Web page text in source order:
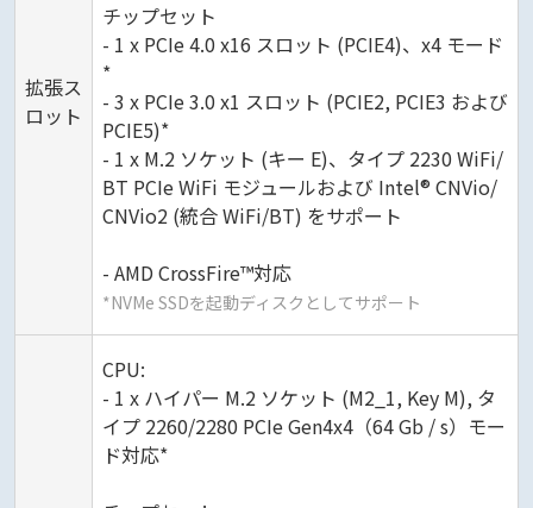
拡張ス
ロット
チップセット
- 1 x PCIe 4.0 x16 スロット (PCIE4)、x4 モード
*
- 3 x PCIe 3.0 x1 スロット (PCIE2, PCIE3 および
PCIE5)*
- 1 x M.2 ソケット (キー E)、タイプ 2230 WiFi/
BT PCIe WiFi モジュールおよび Intel® CNVio/
CNVio2 (統合 WiFi/BT) をサポート
- AMD CrossFire™対応
*NVMe SSDを起動ディスクとしてサポート
CPU:
- 1 x ハイパー M.2 ソケット (M2_1, Key M), タ
イプ 2260/2280 PCIe Gen4x4（64 Gb / s）モー
ド対応*